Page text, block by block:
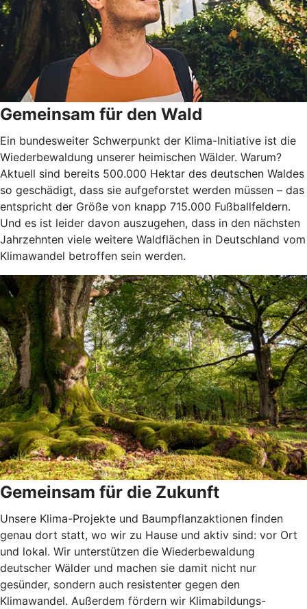
Gemeinsam für den Wald
Ein bundesweiter Schwerpunkt der Klima-Initiative ist die
Wiederbewaldung unserer heimischen Wälder. Warum?
Aktuell sind bereits 500.000 Hektar des deutschen Waldes
so geschädigt, dass sie aufgeforstet werden müssen – das
entspricht der Größe von knapp 715.000 Fußballfeldern.
Und es ist leider davon auszugehen, dass in den nächsten
Jahrzehnten viele weitere Waldflächen in Deutschland vom
Klimawandel betroffen sein werden.
Gemeinsam für die Zukunft
Unsere Klima-Projekte und Baumpflanzaktionen finden
genau dort statt, wo wir zu Hause und aktiv sind: vor Ort
und lokal. Wir unterstützen die Wiederbewaldung
deutscher Wälder und machen sie damit nicht nur
gesünder, sondern auch resistenter gegen den
Klimawandel. Außerdem fördern wir Klimabildungs-